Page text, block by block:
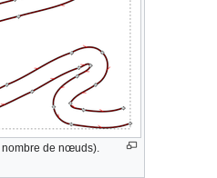
nombre de nœuds).